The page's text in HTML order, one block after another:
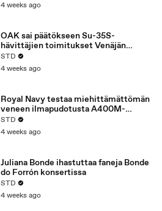
4 weeks ago
OAK sai päätökseen Su-35S-
hävittäjien toimitukset Venäjän
puolustusministeriölle vuonna 2025
STD
4 weeks ago
Royal Navy testaa miehittämättömän
veneen ilmapudotusta A400M-
koneesta
STD
4 weeks ago
Juliana Bonde ihastuttaa faneja Bonde
do Forrón konsertissa
STD
4 weeks ago